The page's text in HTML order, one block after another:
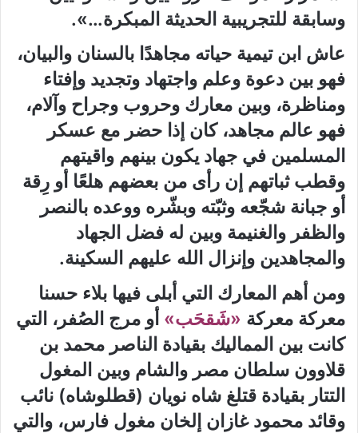
وسابقة للتجريبية الحديثة المبكرة…».
عاش ابن تيمية حياته مجاهدًا بالسنان والبيان،
فهو بين دعوة وعلم واجتهاد وتجديد وإفتاء
ومناظرة، وبين معارك وحروب وجراح وآلام،
فهو عالم مجاهد، كان إذا حضر مع عسكر
المسلمين في جهاد يكون بينهم واقيتهم
وقطب ثباتهم إن رأى من بعضهم هلعًا أو رِقة
أو جبانة شجّعه وثبّته وبشّره ووعده بالنصر
والظفر والغنيمة وبين له فضل الجهاد
والمجاهدين وإنزال الله عليهم السكينة.
ومن أهم المعارك التي أبلى فيها بلاء حسنا
معركة معركة «شَقحَب» أو مرج الصُفر، التي
كانت بين المماليك بقيادة الناصر محمد بن
قلاوون سلطان مصر والشام وبين المغول
التتار بقيادة قتلغ شاه نويان (قطلوشاه) نائب
وقائد محمود غازان إلخان مغول فارس، والتي